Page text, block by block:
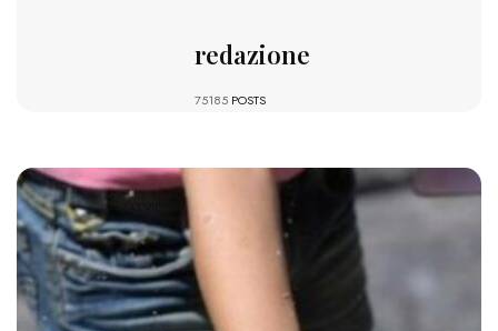
redazione
75185 POSTS